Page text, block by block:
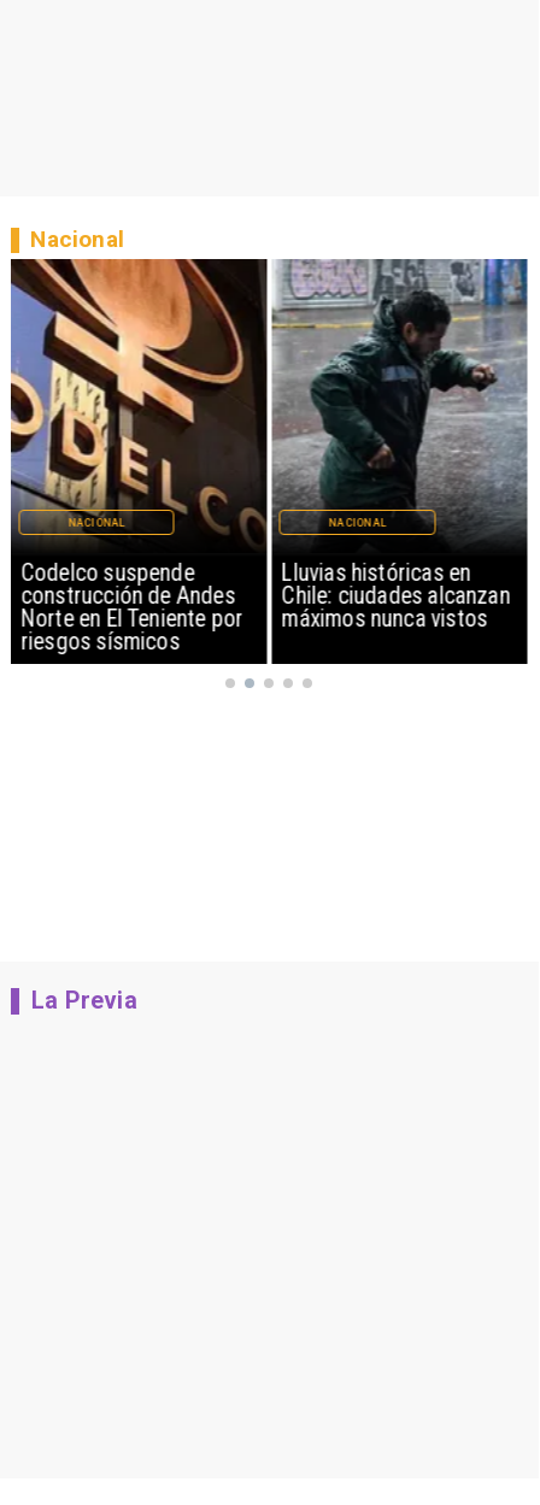
Lluvias históricas en
Chile: ciudades alcanzan
máximos nunca vistos
NACIONAL
Senado aprueba
mecanismo de
compensación municipal
NACIONAL
Nacional
La Previa